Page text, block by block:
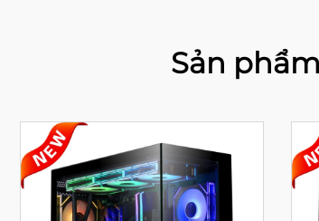
Sản